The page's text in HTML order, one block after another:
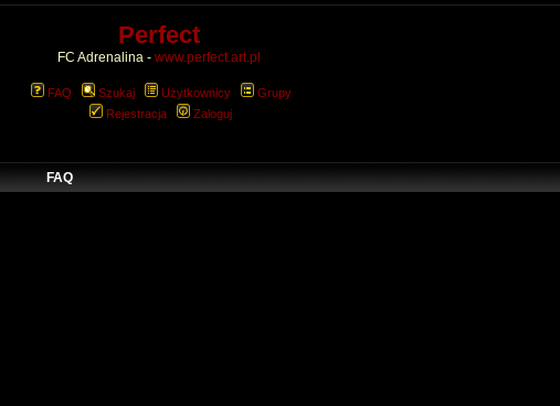
Perfect
FC Adrenalina - www.perfect.art.pl
FAQ Szukaj Użytkownicy
Grupy
Rejestracja
Zaloguj
FAQ